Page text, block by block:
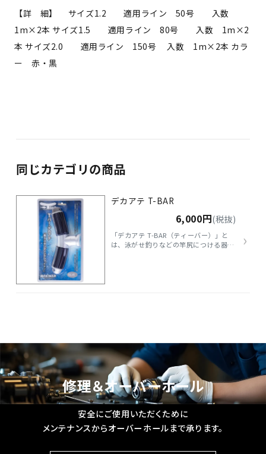
【詳 細】 サイズ1.2 適用ライン 50号 入数
1m×2本 サイズ1.5 適用ライン 80号 入数 1m×2
本 サイズ2.0 適用ライン 150号 入数 1m×2本 カラ
ー 赤・黒
同じカテゴリの商品
デカアテ T-BAR
6,000円(税抜)
「デカアテ T-BAR（ティーバー）」と
は、泳がせ釣りなどの竿尻につける器具
›
修理＆オーバーホール
安全にご使用いただくために
メンテナンスからオーバーホールまで承ります。